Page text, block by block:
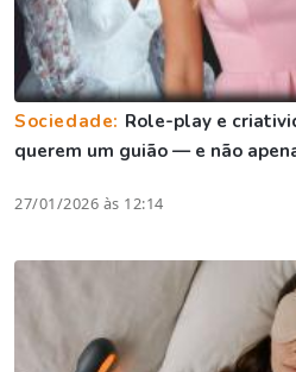
Sociedade: Role-play e
querem um guião — e não
27/01/2026 às 12:14